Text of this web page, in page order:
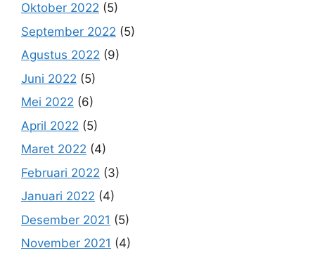
Oktober 2022 (5)
September 2022 (5)
Agustus 2022 (9)
Juni 2022 (5)
Mei 2022 (6)
April 2022 (5)
Maret 2022 (4)
Februari 2022 (3)
Januari 2022 (4)
Desember 2021 (5)
November 2021 (4)